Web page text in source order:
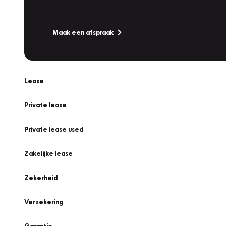
Maak een afspraak
Lease
Private lease
Private lease used
Zakelijke lease
Zekerheid
Verzekering